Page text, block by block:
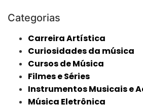
Categorias
Carreira Artística
Curiosidades da música
Cursos de Música
Filmes e Séries
Instrumentos Musicais e
Música Eletrônica